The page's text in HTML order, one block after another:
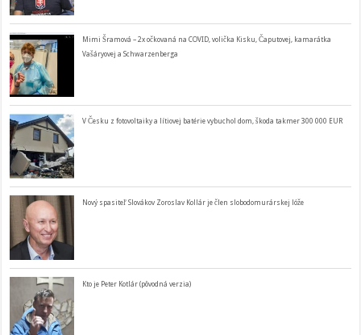
Mimi Šramová – 2x očkovaná na COVID, volička Kisku, Čaputovej, kamarátka
Vašáryovej a Schwarzenberga
V Česku z fotovoltaiky a lítiovej batérie vybuchol dom, škoda takmer 300 000 EUR
Nový spasiteľ Slovákov Zoroslav Kollár je člen slobodomurárskej lóže
Kto je Peter Kotlár (pôvodná verzia)